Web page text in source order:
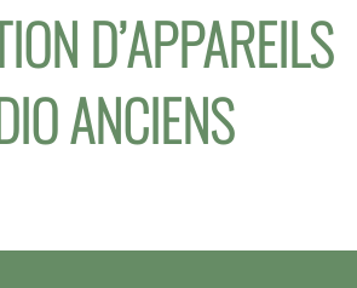
D’APPAREILS
ANCIENS